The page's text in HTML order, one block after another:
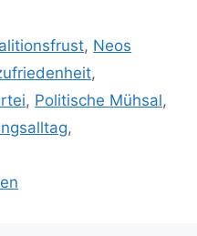
, Neos
,
, Politische Mühsal,
,